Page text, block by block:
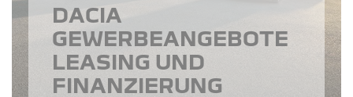
DACIA
GEWERBEANGEBOTE
LEASING UND
FINANZIERUNG